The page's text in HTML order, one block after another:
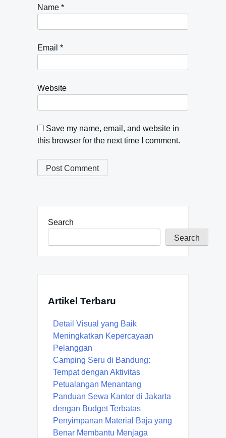
Name *
Email *
Website
Save my name, email, and website in
this browser for the next time I comment.
Search
Search
Artikel Terbaru
Detail Visual yang Baik
Meningkatkan Kepercayaan
Pelanggan
Camping Seru di Bandung:
Tempat dengan Aktivitas
Petualangan Menantang
Panduan Sewa Kantor di Jakarta
dengan Budget Terbatas
Penyimpanan Material Baja yang
Benar Membantu Menjaga